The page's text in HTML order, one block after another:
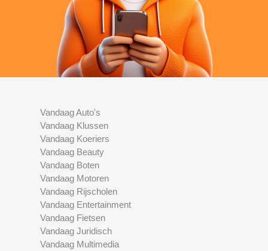
Vandaag Auto's
Vandaag Klussen
Vandaag Koeriers
Vandaag Beauty
Vandaag Boten
Vandaag Motoren
Vandaag Rijscholen
Vandaag Entertainment
Vandaag Fietsen
Vandaag Juridisch
Vandaag Multimedia